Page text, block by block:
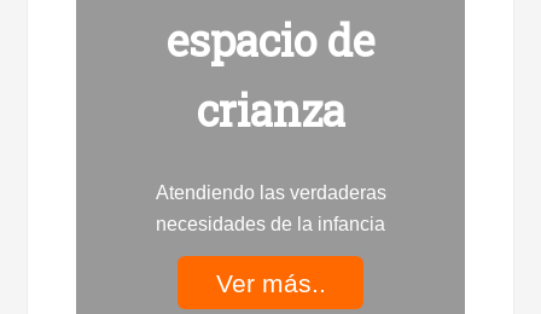
espacio de
crianza
Atendiendo las verdaderas
necesidades de la infancia
Ver más..